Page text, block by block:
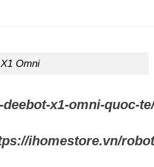
Omni
x1-omni-quoc-
ihomestore.vn/